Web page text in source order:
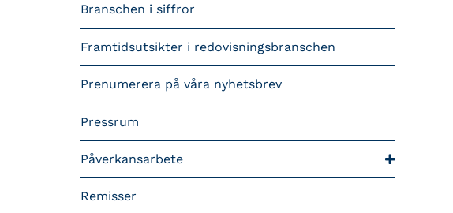
Branschen i siffror
Framtidsutsikter i redovisningsbranschen
Prenumerera på våra nyhetsbrev
Pressrum
Påverkansarbete
Remisser